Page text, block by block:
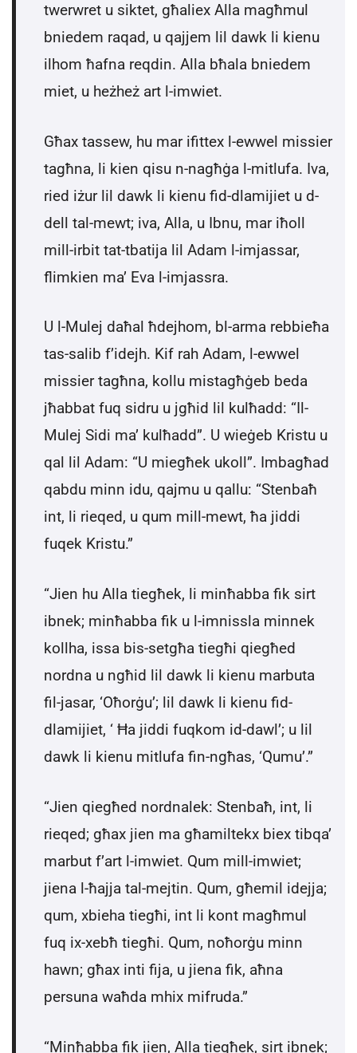
twerwret u siktet, għaliex Alla magħmul
bniedem raqad, u qajjem lil dawk li kienu
ilhom ħafna reqdin. Alla bħala bniedem
miet, u heżheż art l-imwiet.
Għax tassew, hu mar ifittex l-ewwel missier
tagħna, li kien qisu n-nagħġa l-mitlufa. Iva,
ried iżur lil dawk li kienu fid-dlamijiet u d-
dell tal-mewt; iva, Alla, u Ibnu, mar iħoll
mill-irbit tat-tbatija lil Adam l-imjassar,
flimkien ma’ Eva l-imjassra.
U l-Mulej daħal ħdejhom, bl-arma rebbieħa
tas-salib f’idejh. Kif rah Adam, l-ewwel
missier tagħna, kollu mistagħġeb beda
jħabbat fuq sidru u jgħid lil kulħadd: “Il-
Mulej Sidi ma’ kulħadd”. U wieġeb Kristu u
qal lil Adam: “U miegħek ukoll”. Imbagħad
qabdu minn idu, qajmu u qallu: “Stenbaħ
int, li rieqed, u qum mill-mewt, ħa jiddi
fuqek Kristu.”
“Jien hu Alla tiegħek, li minħabba fik sirt
ibnek; minħabba fik u l-imnissla minnek
kollha, issa bis-setgħa tiegħi qiegħed
nordna u ngħid lil dawk li kienu marbuta
fil-jasar, ‘Oħorġu’; lil dawk li kienu fid-
dlamijiet, ‘ Ħa jiddi fuqkom id-dawl’; u lil
dawk li kienu mitlufa fin-ngħas, ‘Qumu’.”
“Jien qiegħed nordnalek: Stenbaħ, int, li
rieqed; għax jien ma għamiltekx biex tibqa’
marbut f’art l-imwiet. Qum mill-imwiet;
jiena l-ħajja tal-mejtin. Qum, għemil idejja;
qum, xbieha tiegħi, int li kont magħmul
fuq ix-xebħ tiegħi. Qum, noħorġu minn
hawn; għax inti fija, u jiena fik, aħna
persuna waħda mhix mifruda.”
“Minħabba fik jien, Alla tiegħek, sirt ibnek;